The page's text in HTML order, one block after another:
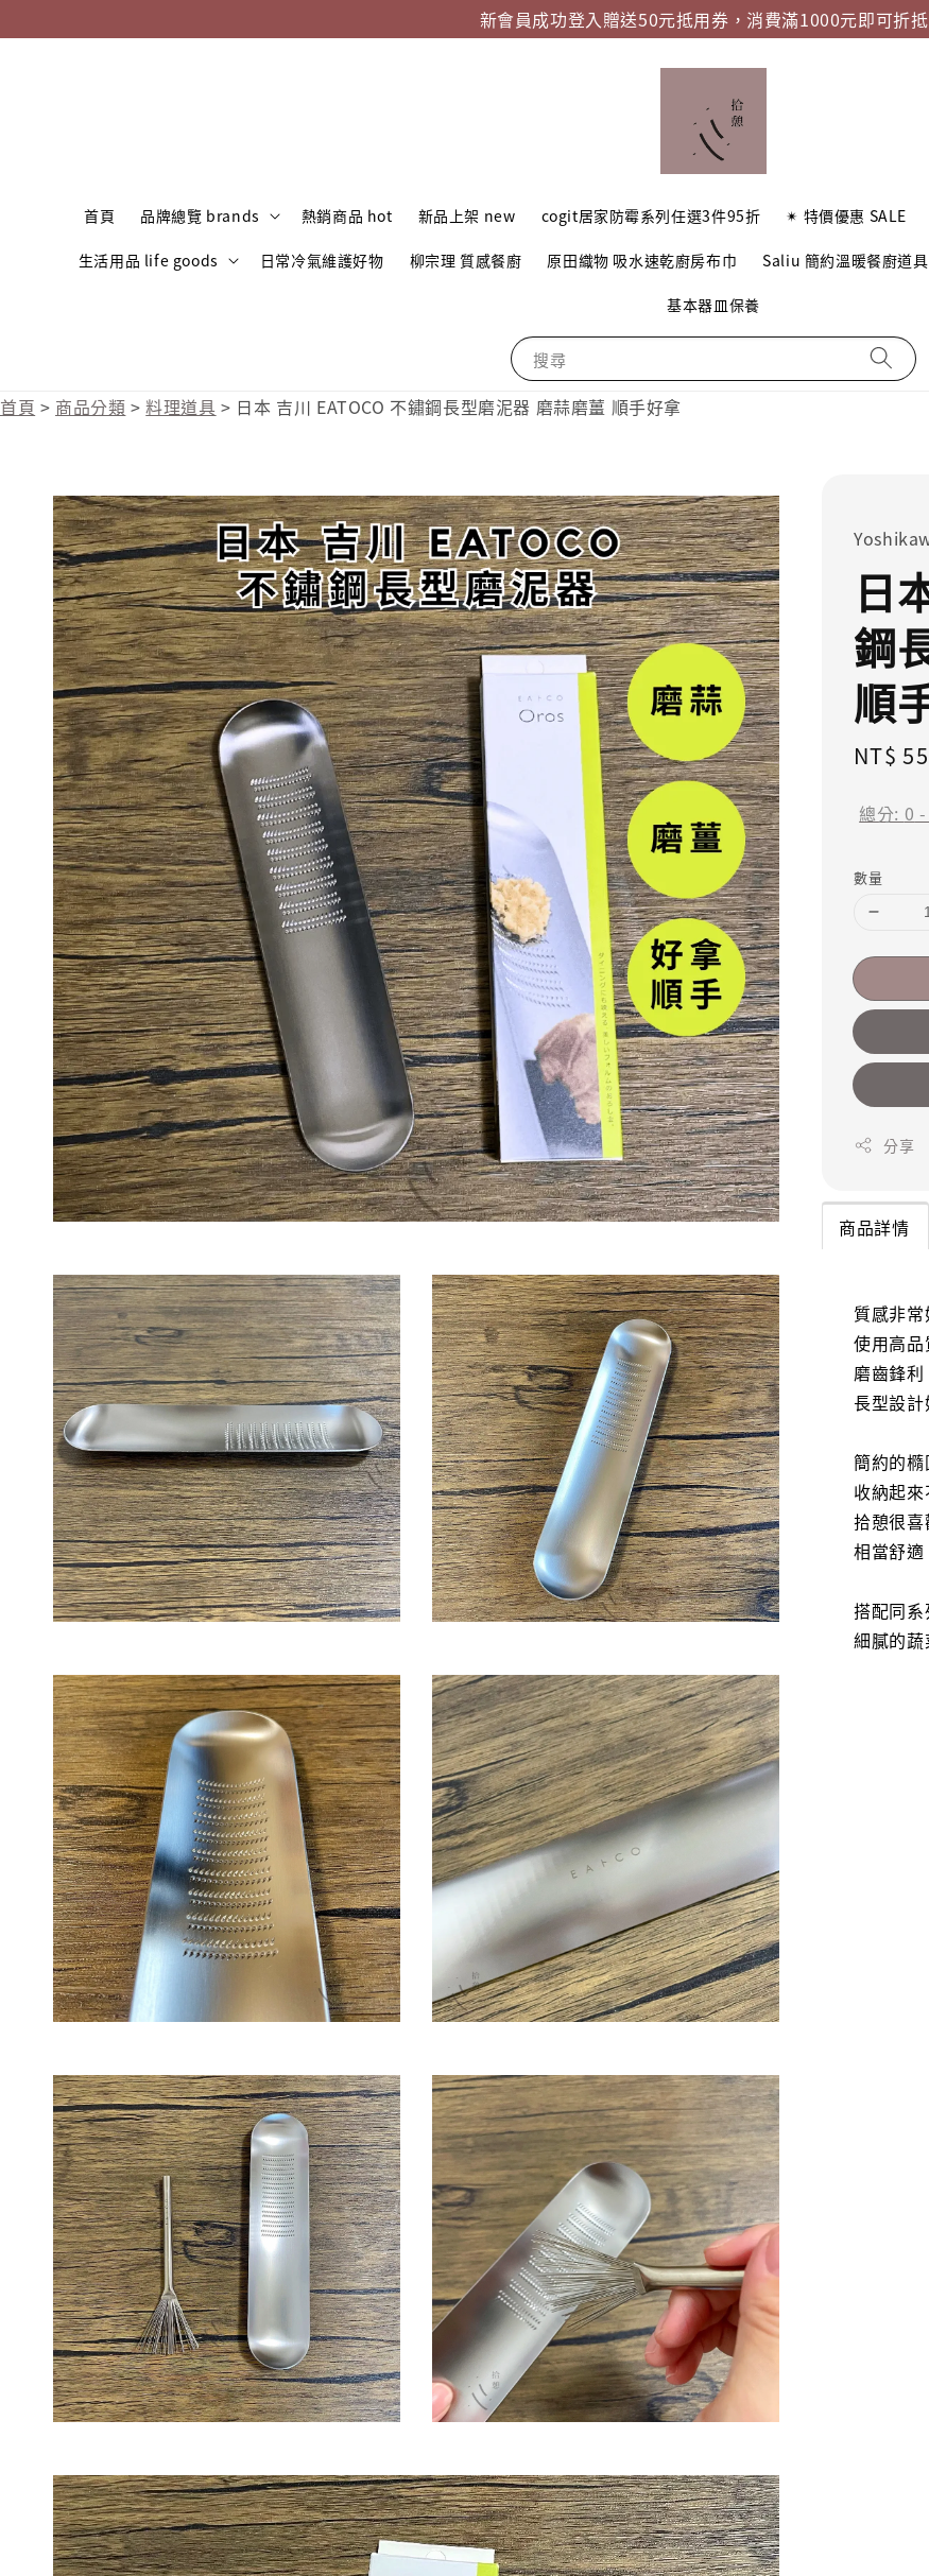
新會員成功登入贈送50元抵用券，消費滿1000元即可折
搜尋
首頁 品牌總覽 brands 熱銷商品 hot 新品上架 new cogit居家防霉系列任選3件95折 ✴︎ 特價優惠 SALE
生活用品 life goods 日常冷氣維護好物 柳宗理 質感餐廚 原田織物 吸水速乾廚房布巾 Saliu 簡約溫暖餐廚道具
基本器皿保養
首頁 > 商品分類 >料理道具 > 日本 吉川 EATOCO 不鏽鋼長型磨泥器 磨蒜磨薑 順手好拿
日
鋼
順
NT$
總分: 0 -
數量
分享
商品詳情
質感非
使用高
磨齒鋒
長型設
簡約的
收納起
拾憩很
相當舒適
搭配同
細膩的